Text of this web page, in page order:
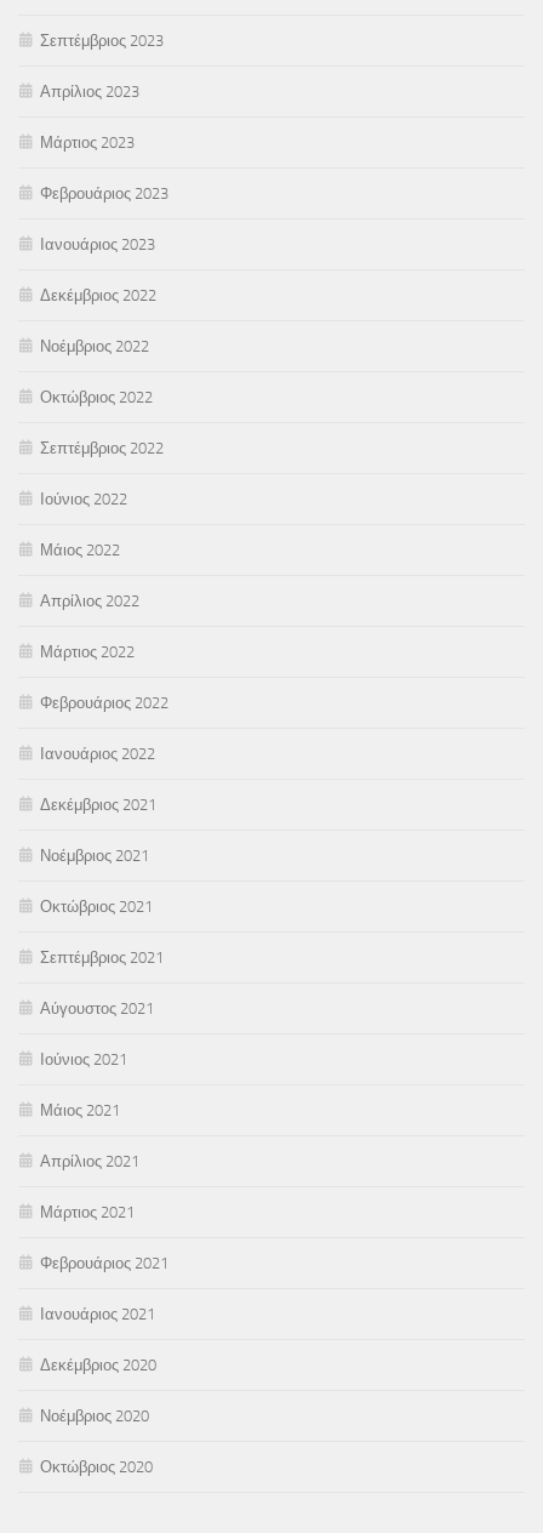
Σεπτέμβριος 2023
Απρίλιος 2023
Μάρτιος 2023
Φεβρουάριος 2023
Ιανουάριος 2023
Δεκέμβριος 2022
Νοέμβριος 2022
Οκτώβριος 2022
Σεπτέμβριος 2022
Ιούνιος 2022
Μάιος 2022
Απρίλιος 2022
Μάρτιος 2022
Φεβρουάριος 2022
Ιανουάριος 2022
Δεκέμβριος 2021
Νοέμβριος 2021
Οκτώβριος 2021
Σεπτέμβριος 2021
Αύγουστος 2021
Ιούνιος 2021
Μάιος 2021
Απρίλιος 2021
Μάρτιος 2021
Φεβρουάριος 2021
Ιανουάριος 2021
Δεκέμβριος 2020
Νοέμβριος 2020
Οκτώβριος 2020